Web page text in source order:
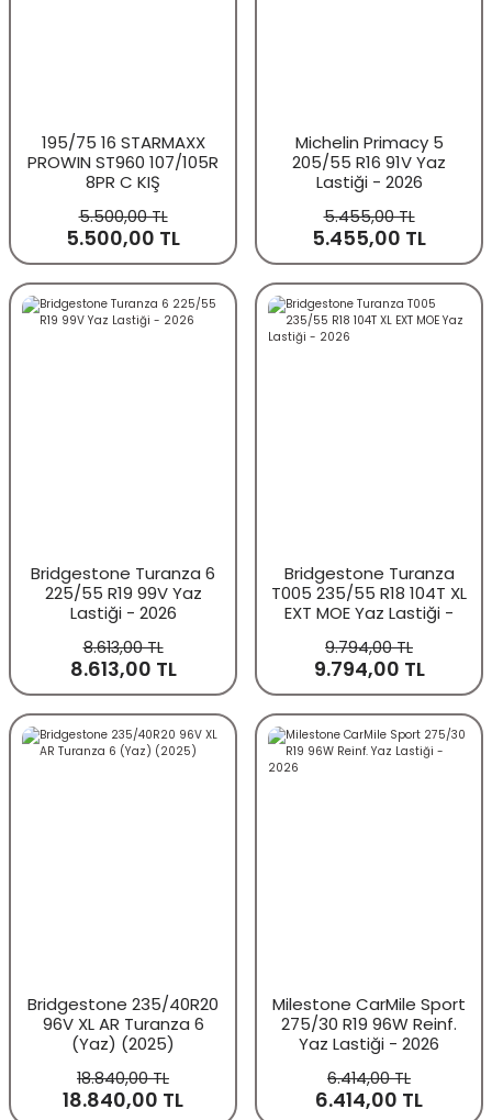
195/75 16 STARMAXX
PROWIN ST960 107/105R
8PR C KIŞ
5.500,00 TL
5.500,00 TL
Michelin Primacy 5
205/55 R16 91V Yaz
Lastiği - 2026
5.455,00 TL
5.455,00 TL
Bridgestone Turanza 6
225/55 R19 99V Yaz
Lastiği - 2026
8.613,00 TL
8.613,00 TL
Bridgestone Turanza
T005 235/55 R18 104T XL
EXT MOE Yaz Lastiği -
9.794,00 TL
9.794,00 TL
Bridgestone 235/40R20
96V XL AR Turanza 6
(Yaz) (2025)
18.840,00 TL
18.840,00 TL
Milestone CarMile Sport
275/30 R19 96W Reinf.
Yaz Lastiği - 2026
6.414,00 TL
6.414,00 TL